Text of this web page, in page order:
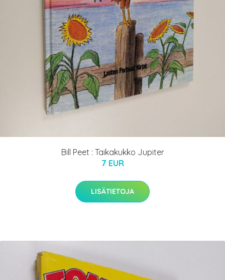
Bill Peet : Taikakukko Jupiter
7 EUR
LISÄTIETOJA